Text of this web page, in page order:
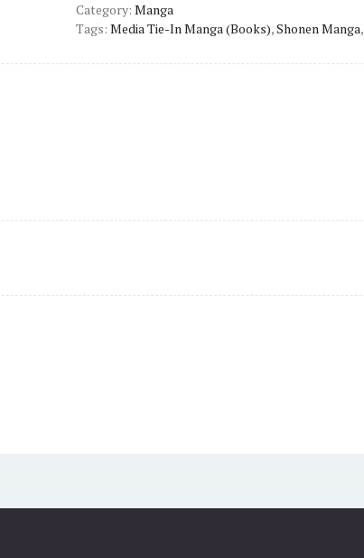
Manga
quantity
Category: Manga
Tags: Media Tie-In Manga (Books),Shonen Manga,